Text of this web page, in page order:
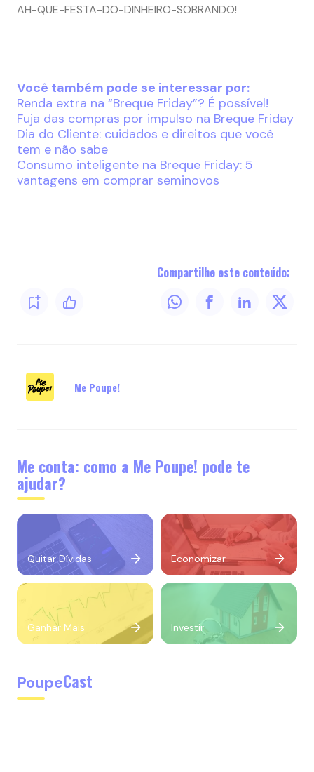
AH-QUE-FESTA-DO-DINHEIRO-SOBRANDO!
Você também pode se interessar por:
Renda extra na “Breque Friday”? É possível!
Fuja das compras por impulso na Breque Friday
Dia do Cliente: cuidados e direitos que você
tem e não sabe
Consumo inteligente na Breque Friday: 5
vantagens em comprar seminovos
Compartilhe este conteúdo:
Me Poupe!
Me conta: como a Me Poupe! pode te
ajudar?
Quitar Dívidas Economizar
Ganhar Mais Investir
PoupeCast